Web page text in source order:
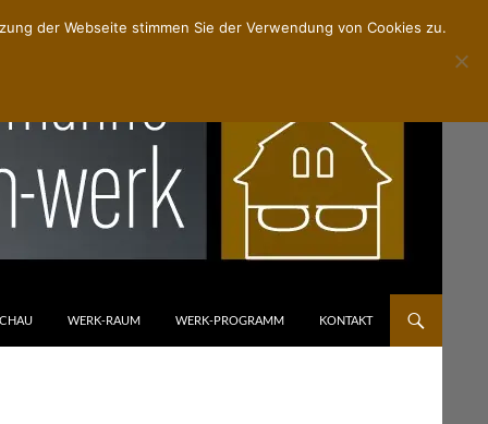
WERK-RAUM WERK-PROGRAMM KONTAKT
der Webseite stimmen Sie der Verwendung von Cookies zu.